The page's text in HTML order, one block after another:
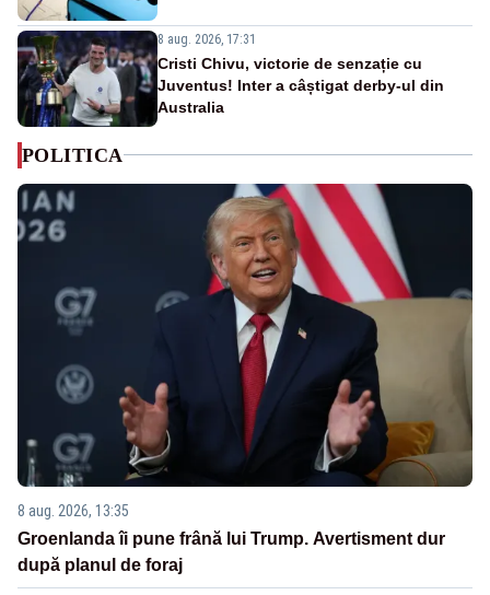
8 aug. 2026, 17:31
Cristi Chivu, victorie de senzație cu
Juventus! Inter a câștigat derby-ul din
Australia
POLITICA
8 aug. 2026, 13:35
Groenlanda îi pune frână lui Trump. Avertisment dur
după planul de foraj